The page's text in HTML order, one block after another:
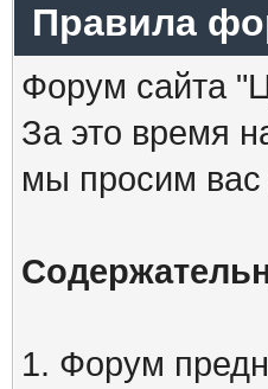
Правила
Форум сайта
За это время
мы просим вас
1. Форум